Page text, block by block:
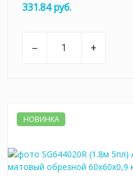
331.84 руб.
– +
НОВИНКА